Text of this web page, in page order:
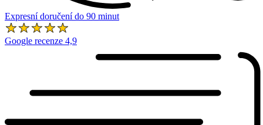
Expresní doručení do 90 minut
Google recenze 4,9